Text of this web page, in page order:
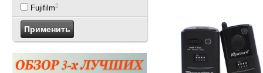
Fujifilm2